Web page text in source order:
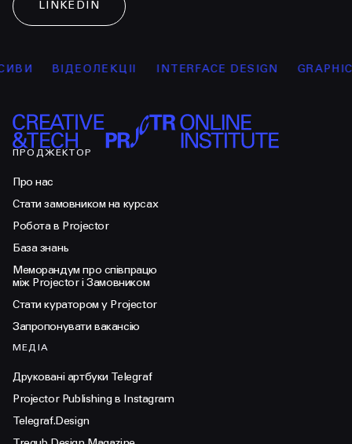
LINKEDIN
ВІДЕОЛЕКЦІЇ INTERFACE DESIGN GRAPHICS
ПРОДЖЕКТОР
Про нас
Стати замовником на курсах
Робота в Projector
База знань
Меморандум про співпрацю
між Projector і Замовником
Стати куратором у Projector
Запропонувати вакансію
МЕДІА
Друковані артбуки Telegraf
Projector Publishing в Instagram
Telegraf.Design